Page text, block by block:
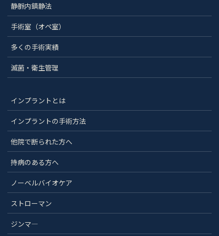
静脈内鎮静法
手術室（オペ室）
多くの手術実績
滅菌・衛生管理
インプラントとは
インプラントの手術方法
他院で断られた方へ
持病のある方へ
ノーベルバイオケア
ストローマン
ジンマ―